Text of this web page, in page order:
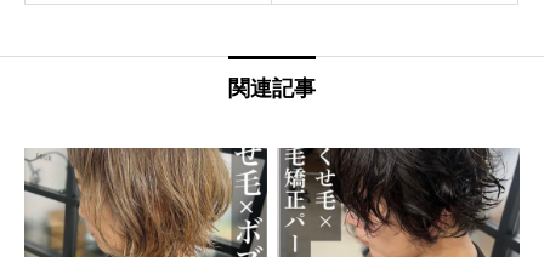
関連記事